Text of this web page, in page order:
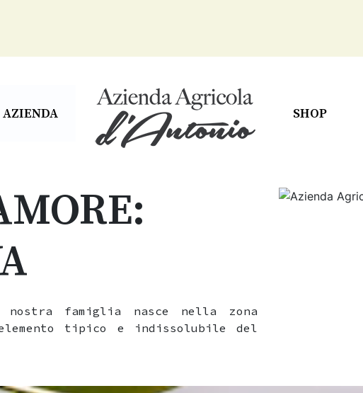
AZIENDA SHOP
famiglia nasce nella zona
tipico e indissolubile del